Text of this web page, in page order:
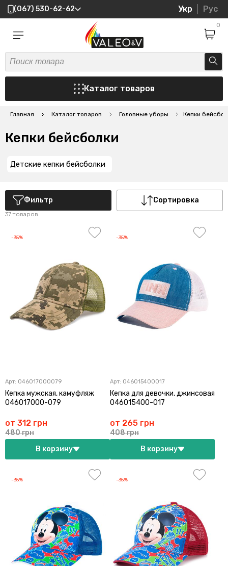
(067) 530-62-62 Укр Рус
0
Каталог товаров
Главная Каталог товаров Головные уборы Кепки
Кепки бейсболки
Детские кепки бейсболки
Фильтр Сортировка
37 товаров
-35%
Арт: 046017000079
Кепка мужская, камуфляж
046017000-079
от 312 грн
480 грн
В корзину
-35%
Арт: 046015400017
Кепка для девочки, джинсовая
046015400-017
от 265 грн
408 грн
В корзину
-35% -35%